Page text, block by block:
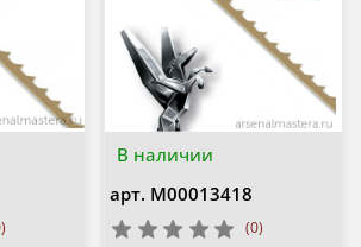
В наличии
арт. М00013418
(0)